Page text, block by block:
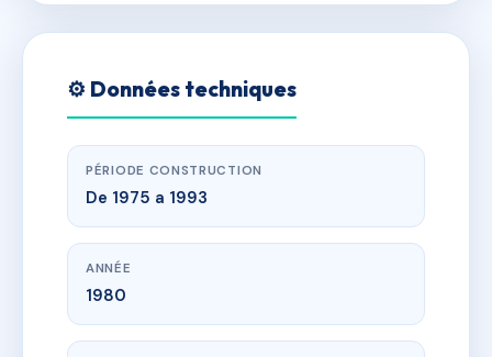
⚙️ Données techniques
PÉRIODE CONSTRUCTION
De 1975 a 1993
ANNÉE
1980